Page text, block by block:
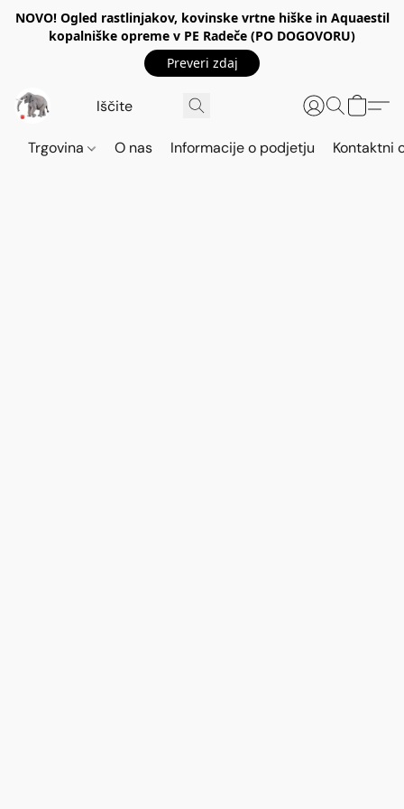
NOVO! Ogled rastlinjakov, kovinske vrtne hiške in Aquaestil
kopalniške opreme v PE Radeče (PO DOGOVORU)
Preveri zdaj
Trgovina O nas Informacije o podjetju Kontaktni